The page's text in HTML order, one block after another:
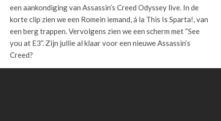
een aankondiging van Assassin’s Creed Odyssey live. In de
korte clip zien we een Romein iemand, á la This Is Sparta!, van
een berg trappen. Vervolgens zien we een scherm met “See
you at E3”. Zijn jullie al klaar voor een nieuwe Assassin’s
Creed?